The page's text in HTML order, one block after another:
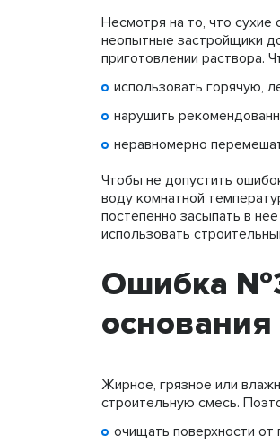
Несмотря на то, что
неопытные застройщики
приготовлении раствора.
использовать горячую,
нарушить
неравномерно
Чтобы не допустить
воду комнатной
постепенно засыпать в
использовать
Ошибка
основания
Жирное, грязное или
строительную смесь.
очищать поверхности от